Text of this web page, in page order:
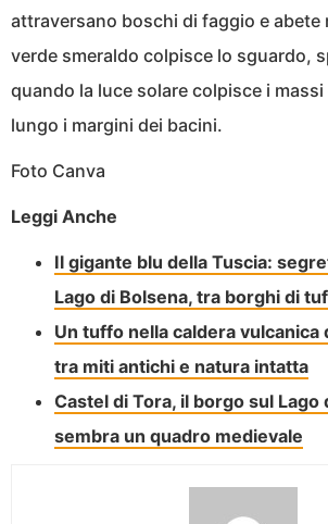
attraversano boschi di faggio e abete
verde smeraldo colpisce lo sguardo,
quando la luce solare colpisce i
lungo i margini dei bacini.
Foto Canva
Leggi Anche
Il gigante blu della Tuscia:
Lago di Bolsena, tra borghi di
Un tuffo nella caldera vulcanica
tra miti antichi e natura intatta
Castel di Tora, il borgo sul Lago
sembra un quadro medievale